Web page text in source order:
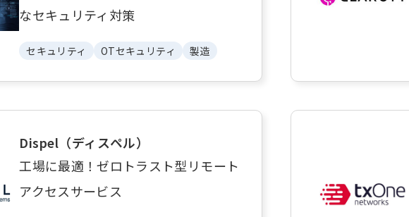
なセキュリティ対策
セキュリティ OTセキュリティ 製造
Dispel（ディスペル）
工場に最適！ゼロトラスト型リモート
アクセスサービス